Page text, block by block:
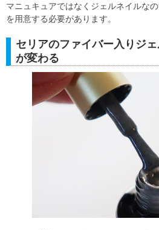
マニュキュアではなくジェルネイルな
を用意する必要があります。
セリアのファイバー入りジ
が変わる